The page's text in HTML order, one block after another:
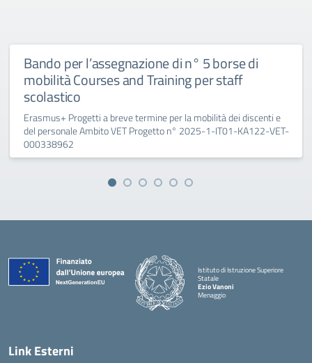
Bando per l’assegnazione di n° 5 borse di
mobilità Courses and Training per staff
scolastico
Erasmus+ Progetti a breve termine per la mobilità dei discenti e
del personale Ambito VET Progetto n° 2025-1-IT01-KA122-VET-
000338962
Istituto di Istruzione Superiore
Statale
Ezio Vanoni
Menaggio
— Visita la pagina iniziale della scuola
Link Esterni